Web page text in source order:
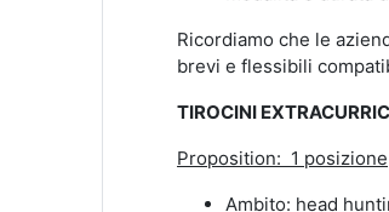
Ricordiamo che le
brevi e flessibili
TIROCINI
Proposition: 1 posizione
Ambito: head